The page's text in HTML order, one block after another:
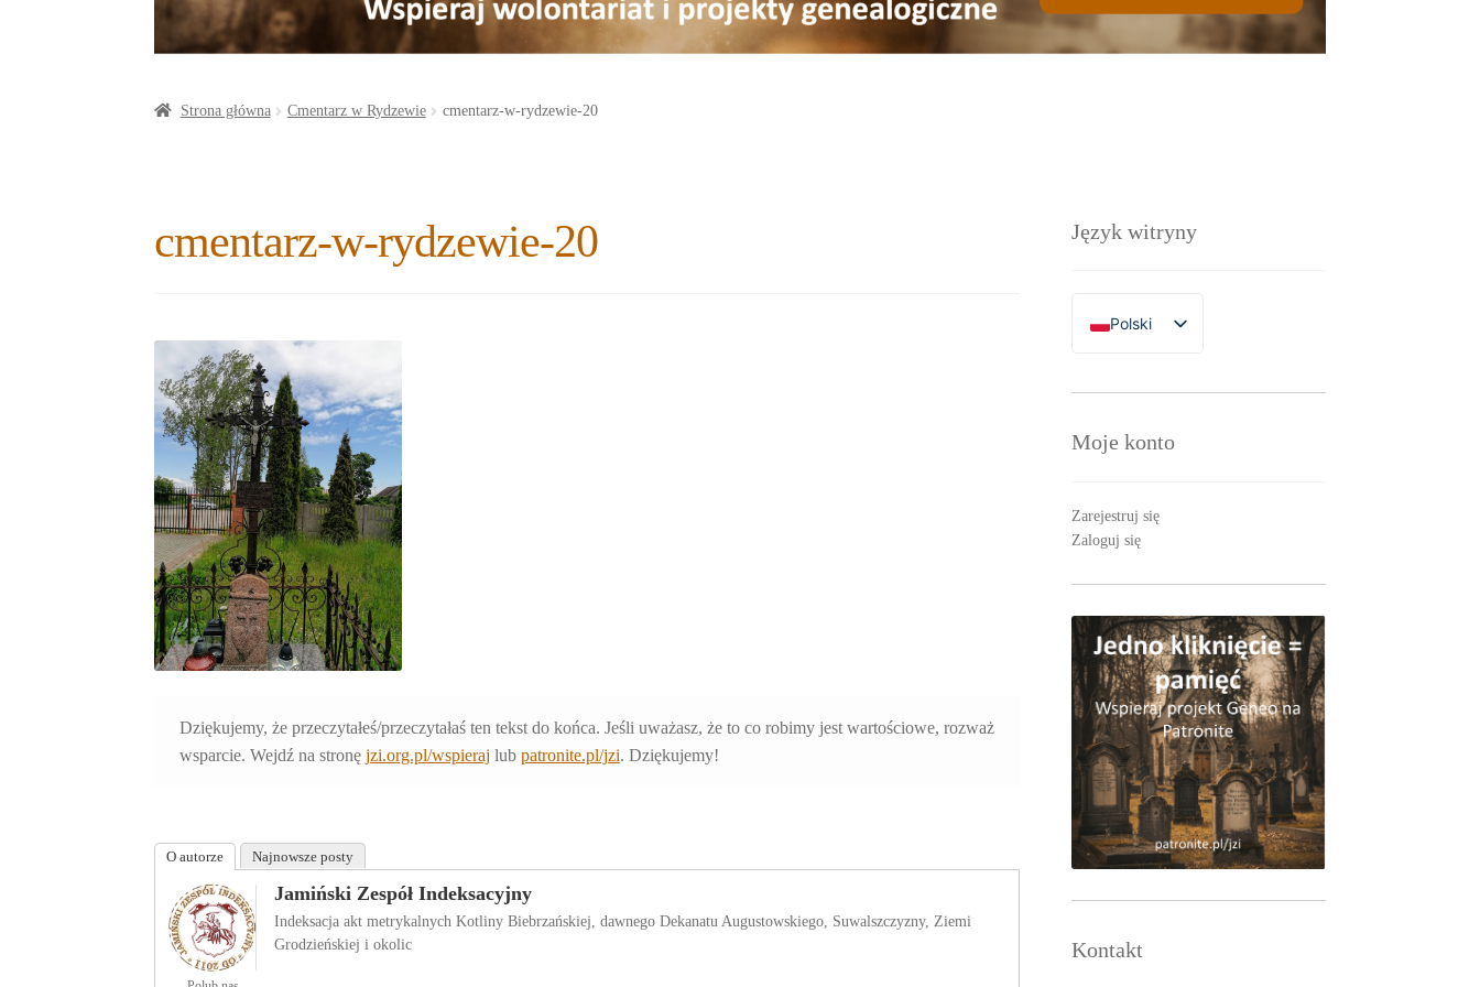
Strona główna Cmentarz w Rydzewie cmentarz-w-rydzewie-20
cmentarz-w-rydzewie-20
Dziękujemy, że przeczytałeś/przeczytałaś ten tekst do końca. Jeśli uważasz, że to co robimy jest wartościowe, rozważ
wsparcie. Wejdź na stronę jzi.org.pl/wspieraj lub patronite.pl/jzi. Dziękujemy!
O autorze Najnowsze posty
Jamiński Zespół Indeksacyjny
Indeksacja akt metrykalnych Kotliny Biebrzańskiej, dawnego Dekanatu Augustowskiego, Suwalszczyzny, Ziemi
Grodzieńskiej i okolic
Język witryny
Polski
English
Moje konto
Zarejestruj się
Zaloguj się
Kontakt